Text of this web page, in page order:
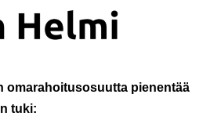
omarahoitusosuutta pienentää
tuki: